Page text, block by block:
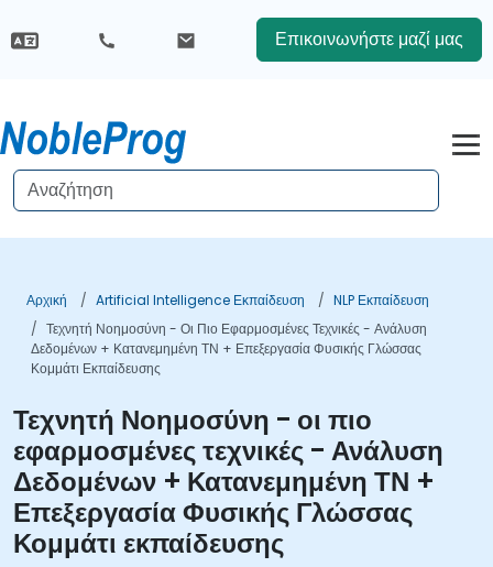
Επικοινωνήστε μαζί μας
Αρχική Artificial Intelligence Εκπαίδευση
NLP Εκπαίδευση
Τεχνητή Νοημοσύνη - Οι Πιο Εφαρμοσμένες Τεχνικές - Ανάλυση
Δεδομένων + Κατανεμημένη ΤΝ + Επεξεργασία Φυσικής Γλώσσας
Κομμάτι Εκπαίδευσης
Τεχνητή Νοημοσύνη - οι πιο
εφαρμοσμένες τεχνικές - Ανάλυση
Δεδομένων + Κατανεμημένη ΤΝ +
Επεξεργασία Φυσικής Γλώσσας
Κομμάτι εκπαίδευσης